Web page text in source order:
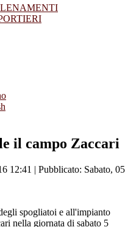
il campo Zaccari
12:41 | Pubblicato: Sabato, 05
spogliatoi e all'impianto
nella giornata di sabato 5